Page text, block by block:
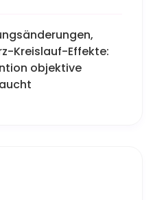
Kreislauf-Effekte:
objektive